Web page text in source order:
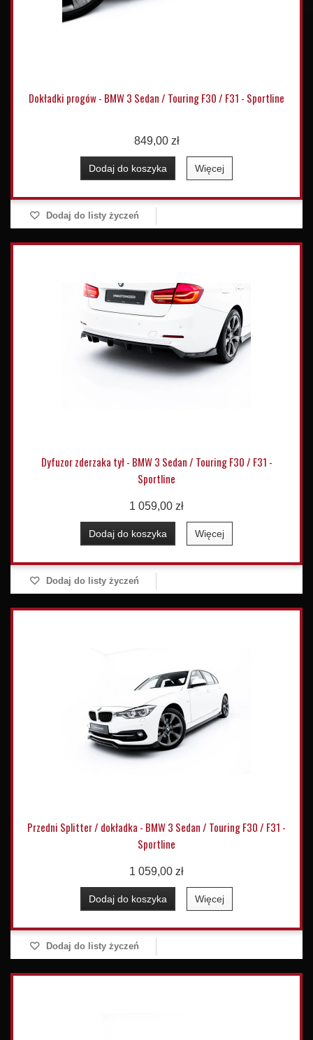
Dokładki progów - BMW 3 Sedan / Touring F30 / F31 - Sportline
849,00 zł
Dodaj do koszyka Więcej
Dodaj do listy życzeń
Dyfuzor zderzaka tył - BMW 3 Sedan / Touring F30 / F31 -
Sportline
1 059,00 zł
Dodaj do koszyka Więcej
Dodaj do listy życzeń
Przedni Splitter / dokładka - BMW 3 Sedan / Touring F30 / F31 -
Sportline
1 059,00 zł
Dodaj do koszyka Więcej
Dodaj do listy życzeń